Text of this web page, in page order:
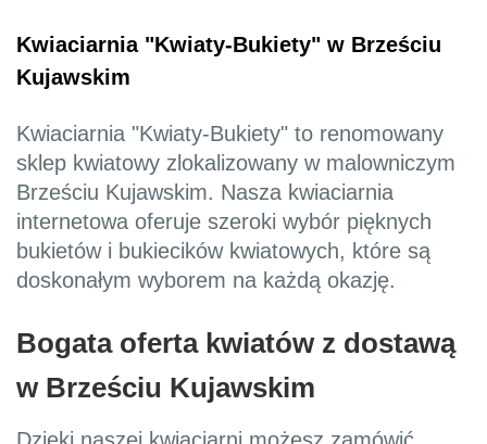
Kwiaciarnia "Kwiaty-Bukiety" w Brześciu
Kujawskim
Kwiaciarnia "Kwiaty-Bukiety" to renomowany
sklep kwiatowy zlokalizowany w malowniczym
Brześciu Kujawskim. Nasza kwiaciarnia
internetowa oferuje szeroki wybór pięknych
bukietów i bukiecików kwiatowych, które są
doskonałym wyborem na każdą okazję.
Bogata oferta kwiatów z dostawą
w Brześciu Kujawskim